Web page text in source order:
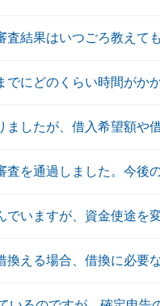
査結果はいつごろ教えて
でにどのくらい時間がか
ましたが、借入希望額や
査を通過しました。今後
でいますが、資金使途を
換える場合、借換に必要